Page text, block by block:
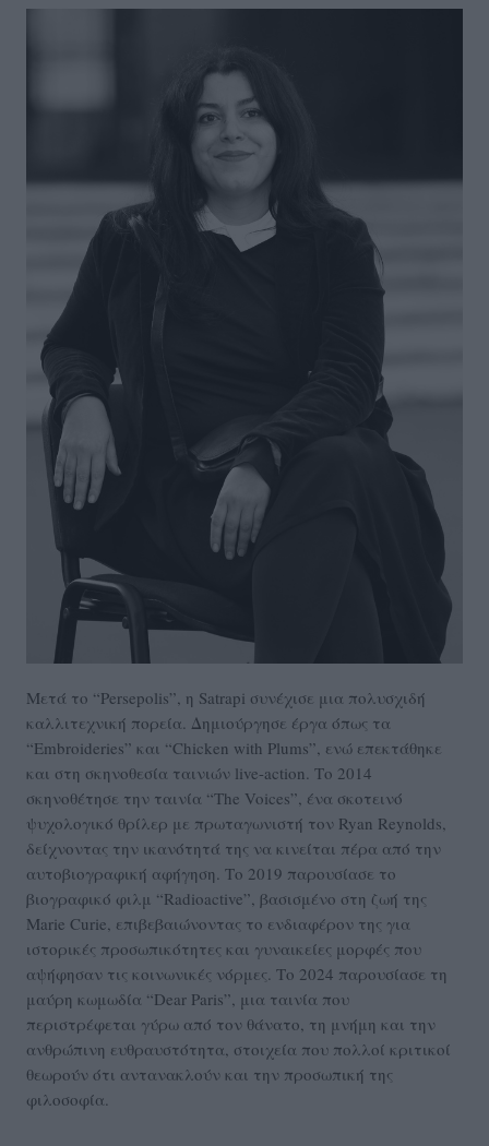
Μετά το “Persepolis”, η Satrapi συνέχισε μια πολυσχιδή
καλλιτεχνική πορεία. Δημιούργησε έργα όπως τα
“Embroideries” και “Chicken with Plums”, ενώ επεκτάθηκε
και στη σκηνοθεσία ταινιών live-action. Το 2014
σκηνοθέτησε την ταινία “The Voices”, ένα σκοτεινό
ψυχολογικό θρίλερ με πρωταγωνιστή τον Ryan Reynolds,
δείχνοντας την ικανότητά της να κινείται πέρα από την
αυτοβιογραφική αφήγηση. Το 2019 παρουσίασε το
βιογραφικό φιλμ “Radioactive”, βασισμένο στη ζωή της
Marie Curie, επιβεβαιώνοντας το ενδιαφέρον της για
ιστορικές προσωπικότητες και γυναικείες μορφές που
αψήφησαν τις κοινωνικές νόρμες. Το 2024 παρουσίασε τη
μαύρη κωμωδία “Dear Paris”, μια ταινία που
περιστρέφεται γύρω από τον θάνατο, τη μνήμη και την
ανθρώπινη ευθραυστότητα, στοιχεία που πολλοί κριτικοί
θεωρούν ότι αντανακλούν και την προσωπική της
φιλοσοφία.